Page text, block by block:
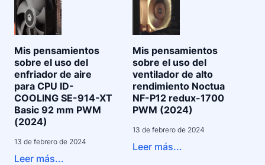
Mis pensamientos
sobre el uso del
enfriador de aire
para CPU ID-
COOLING SE-914-XT
Basic 92 mm PWM
(2024)
13 de febrero de 2024
Leer más...
Mis pensamientos
sobre el uso del
ventilador de alto
rendimiento Noctua
NF-P12 redux-1700
PWM (2024)
13 de febrero de 2024
Leer más...